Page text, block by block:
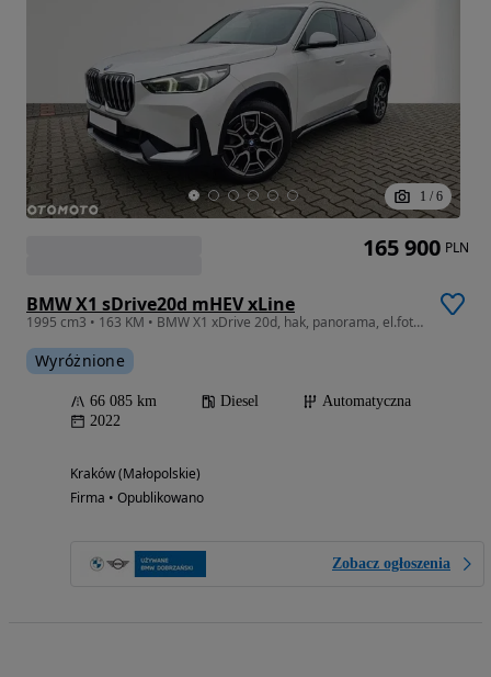
1 / 6
BMW X1 sDrive20d mHEV xLine
1995 cm3 • 163 KM • BMW X1 xDrive 20d, hak, panorama, el.fotel, dost.komf., HUD, FV 23%
Wyróżnione
66 085 km Diesel
Automatyczna
2022
Kraków (Małopolskie)
Firma • Opublikowano
Zobacz ogłoszenia
165 900 PLN